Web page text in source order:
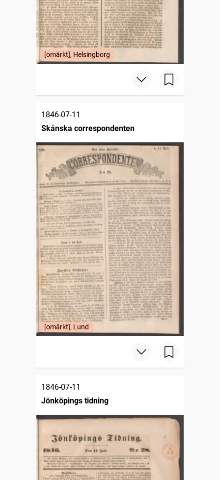
[omärkt], Helsingborg
1846-07-11
Skånska correspondenten
[omärkt], Lund
1846-07-11
Jönköpings tidning